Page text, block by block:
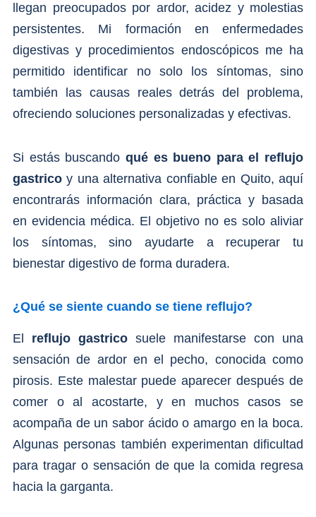
llegan preocupados por ardor, acidez y molestias
persistentes. Mi formación en enfermedades
digestivas y procedimientos endoscópicos me ha
permitido identificar no solo los síntomas, sino
también las causas reales detrás del problema,
ofreciendo soluciones personalizadas y efectivas.
Si estás buscando qué es bueno para el reflujo
gastrico y una alternativa confiable en Quito, aquí
encontrarás información clara, práctica y basada
en evidencia médica. El objetivo no es solo aliviar
los síntomas, sino ayudarte a recuperar tu
bienestar digestivo de forma duradera.
¿Qué se siente cuando se tiene reflujo?
El reflujo gastrico suele manifestarse con una
sensación de ardor en el pecho, conocida como
pirosis. Este malestar puede aparecer después de
comer o al acostarte, y en muchos casos se
acompaña de un sabor ácido o amargo en la boca.
Algunas personas también experimentan dificultad
para tragar o sensación de que la comida regresa
hacia la garganta.